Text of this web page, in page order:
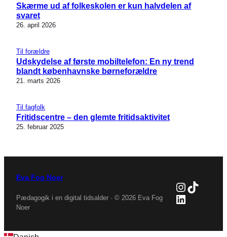
Skærme ud af folkeskolen er kun halvdelen af
svaret
26. april 2026
Til forældre
Udskydelse af første mobiltelefon: En ny trend
blandt københavnske børneforældre
21. marts 2026
Til fagfolk
Fritidscentre – den glemte fritidsaktivitet
25. februar 2025
Eva Fog Noer
Pædagogik i en digital tidsalder · © 2026 Eva Fog
Noer
TikTok
LinkedIn